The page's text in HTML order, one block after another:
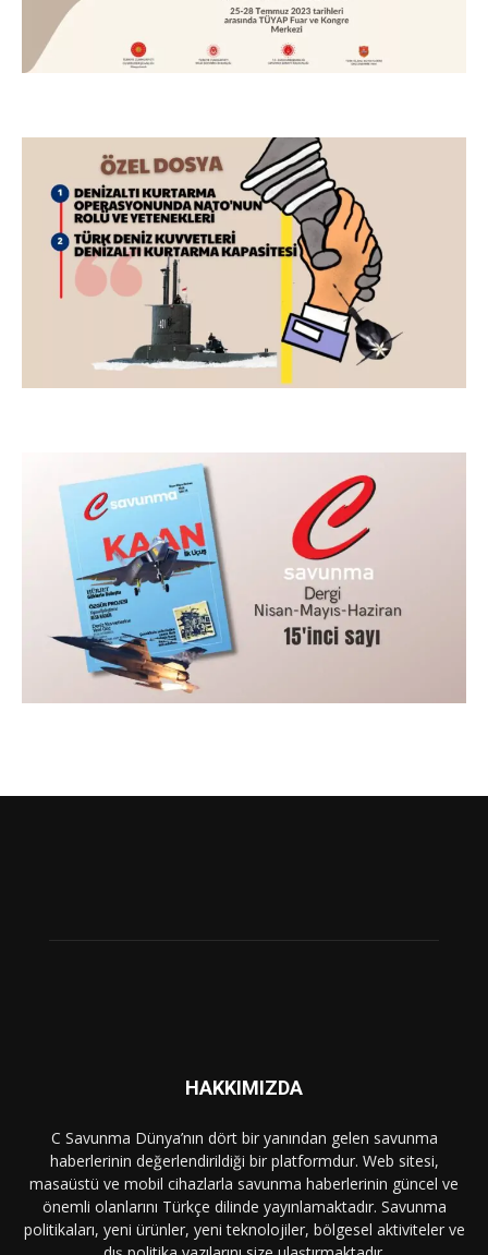
HAKKIMIZDA
C Savunma Dünya’nın dört bir yanından gelen savunma
haberlerinin değerlendirildiği bir platformdur. Web sitesi,
masaüstü ve mobil cihazlarla savunma haberlerinin güncel ve
önemli olanlarını Türkçe dilinde yayınlamaktadır. Savunma
politikaları, yeni ürünler, yeni teknolojiler, bölgesel aktiviteler ve